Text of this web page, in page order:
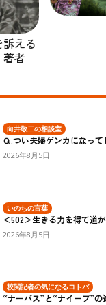
える
著者
向井敬二の相談室
Ｑ.つい夫婦ゲンカになって
2026年8月5日
いのちの言葉
＜502＞生きる力を得て道
2026年8月5日
校閲記者の気になるコトバ
“ナーバス”と“ナイーブ”の